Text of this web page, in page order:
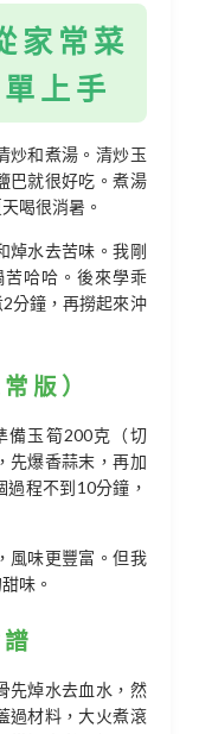
家常菜
上手
炒和煮湯。清炒玉
巴就很好吃。煮湯
喝很消暑。
焯水去苦味。我剛
哈哈。後來學乖
分鐘，再撈起來沖
版）
備玉筍200克（切
先爆香蒜末，再加
過程不到10分鐘，
風味更豐富。但我
味。
先焯水去血水，然
過材料，大火煮滾